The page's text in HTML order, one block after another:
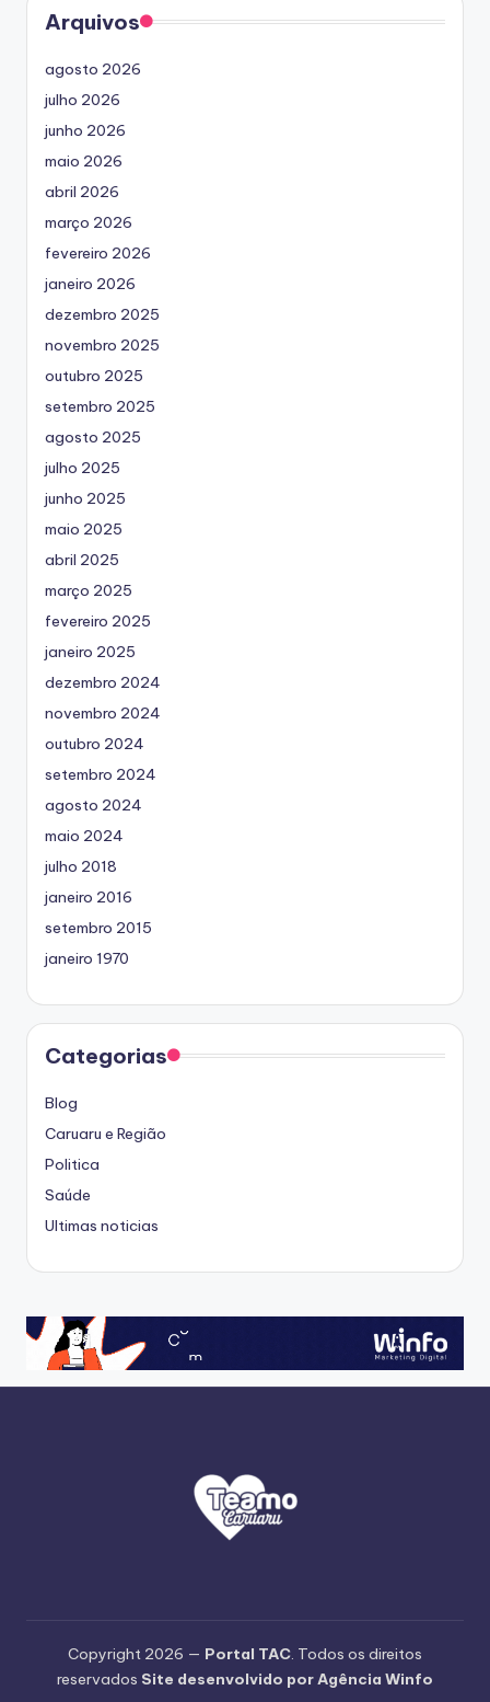
Arquivos
agosto 2026
julho 2026
junho 2026
maio 2026
abril 2026
março 2026
fevereiro 2026
janeiro 2026
dezembro 2025
novembro 2025
outubro 2025
setembro 2025
agosto 2025
julho 2025
junho 2025
maio 2025
abril 2025
março 2025
fevereiro 2025
janeiro 2025
dezembro 2024
novembro 2024
outubro 2024
setembro 2024
agosto 2024
maio 2024
julho 2018
janeiro 2016
setembro 2015
janeiro 1970
Categorias
Blog
Caruaru e Região
Politica
Saúde
Ultimas noticias
Copyright 2026 — Portal TAC. Todos os direitos
reservados Site desenvolvido por Agência Winfo